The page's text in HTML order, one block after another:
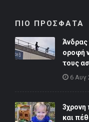
ΠΙΟ ΠΡΟΣΦΑΤΑ
Άνδρας
οροφή
τους
6 Αυγ
3χρονη
και